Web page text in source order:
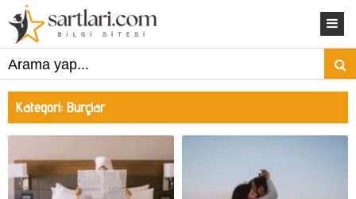
Kategori: Burçlar